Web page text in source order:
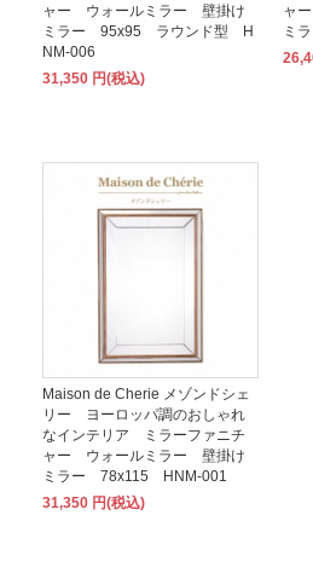
ャー ウォールミラー 壁掛け
ミラー 95x95 ラウンド型 H
NM-006
31,350 円(税込)
ャ
ミ
Maison de Cherie メゾンドシェ
リー ヨーロッパ調のおしゃれ
なインテリア ミラーファニチ
ャー ウォールミラー 壁掛け
ミラー 78x115 HNM-001
31,350 円(税込)